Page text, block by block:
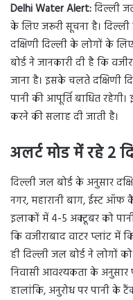
Delhi Water Alert:दिल्ली
के लिए जरूरी सूचना है।
दक्षिणी दिल्ली के लोगों के
बोर्ड ने जानकारी दी है कि
जाना है। इसके चलते दक्षिणी
पानी की आपूर्ति बाधित रहेगी।
करने की सलाह दी जाती है।
अलर्ट मोड में रहे 2
दिल्ली जल बोर्ड के अनुसार
नगर, महारानी बाग, ईस्ट
इलाकों में 4-5 अक्टूबर को पानी
कि वजीराबाद वाटर प्लांट में
ही दिल्ली जल बोर्ड ने लोगों
निवासी आवश्यकता के अनुसार
हालांकि, अनुरोध पर पानी के